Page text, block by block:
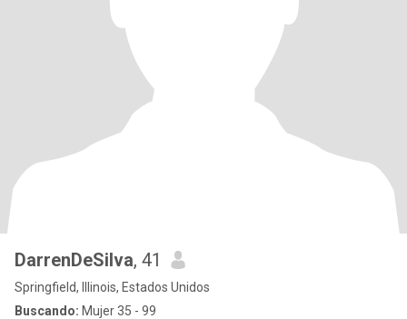
DarrenDeSilva, 41
Springfield, Illinois, Estados Unidos
Buscando: Mujer 35 - 99